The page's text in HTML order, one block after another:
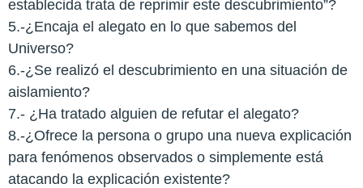
establecida trata de reprimir este descubrimiento”?
5.-¿Encaja el alegato en lo que sabemos del
Universo?
6.-¿Se realizó el descubrimiento en una situación de
aislamiento?
7.- ¿Ha tratado alguien de refutar el alegato?
8.-¿Ofrece la persona o grupo una nueva explicación
para fenómenos observados o simplemente está
atacando la explicación existente?